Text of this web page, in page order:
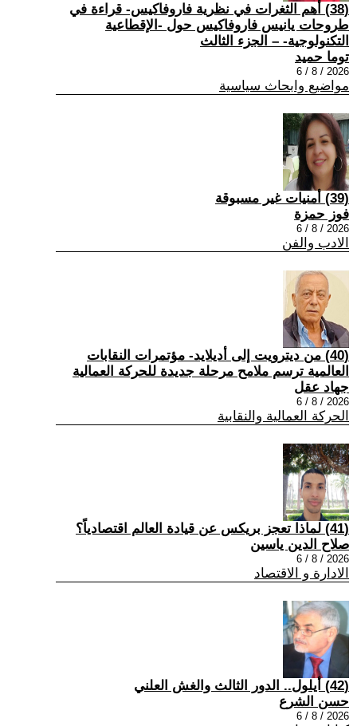
(38) أهم الثغرات في نظرية فاروفاكيس- قراءة في
طروحات يانيس فاروفاكيس حول -الإقطاعية
التكنولوجية- – الجزء الثالث
توما حميد
2026 / 8 / 6
مواضيع وابحاث سياسية
(39) أمنيات غير مسبوقة
فوز حمزة
2026 / 8 / 6
الادب والفن
(40) من ديترويت إلى أديلايد- مؤتمرات النقابات
العالمية ترسم ملامح مرحلة جديدة للحركة العمالية
جهاد عقل
2026 / 8 / 6
الحركة العمالية والنقابية
(41) لماذا تعجز بريكس عن قيادة العالم اقتصادياً؟
صلاح الدين ياسين
2026 / 8 / 6
الادارة و الاقتصاد
(42) أيلول.. الدور الثالث والغش العلني
حسن الشرع
2026 / 8 / 6